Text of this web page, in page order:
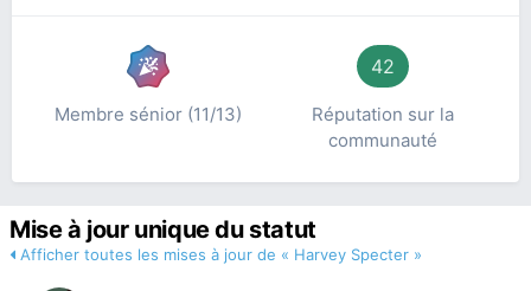
Membre sénior (11/13)
42
Réputation sur la
communauté
Mise à jour unique du statut
Afficher toutes les mises à jour de « Harvey Specter »